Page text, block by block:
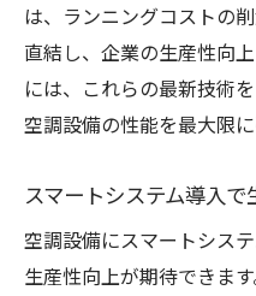
は、ランニングコストの
直結し、企業の生産性向
には、これらの最新技術
空調設備の性能を最大限
スマートシステム導入
空調設備にスマートシス
生産性向上が期待できま